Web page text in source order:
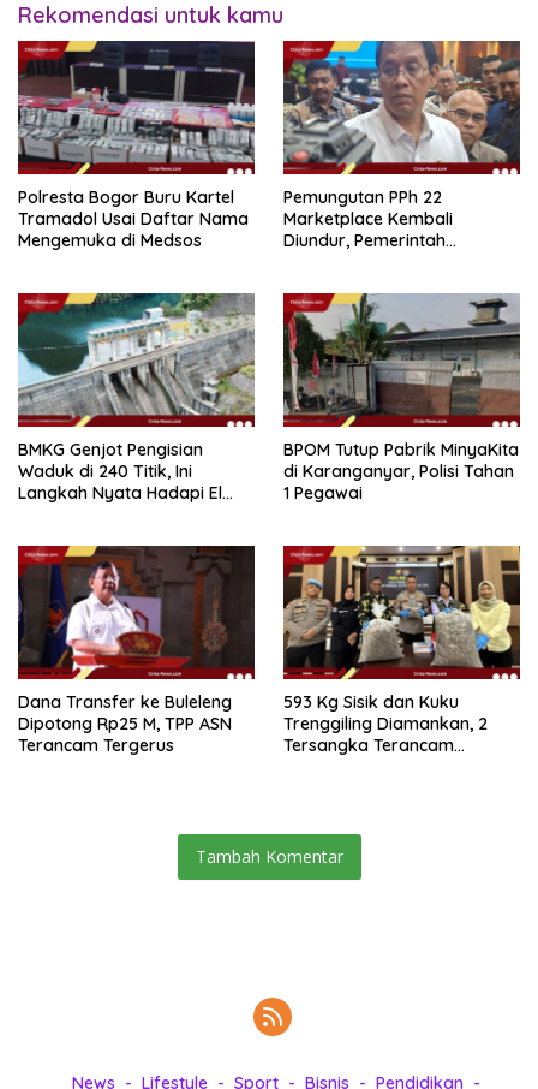
Rekomendasi untuk kamu
Polresta Bogor Buru Kartel
Tramadol Usai Daftar Nama
Mengemuka di Medsos
Pemungutan PPh 22
Marketplace Kembali
Diundur, Pemerintah
BMKG Genjot Pengisian
Waduk di 240 Titik, Ini
Langkah Nyata Hadapi El
BPOM Tutup Pabrik MinyaKita
di Karanganyar, Polisi Tahan
1 Pegawai
Dana Transfer ke Buleleng
Dipotong Rp25 M, TPP ASN
Terancam Tergerus
593 Kg Sisik dan Kuku
Trenggiling Diamankan, 2
Tersangka Terancam
Tambah Komentar
News Lifestyle Sport Bisnis Pendidikan